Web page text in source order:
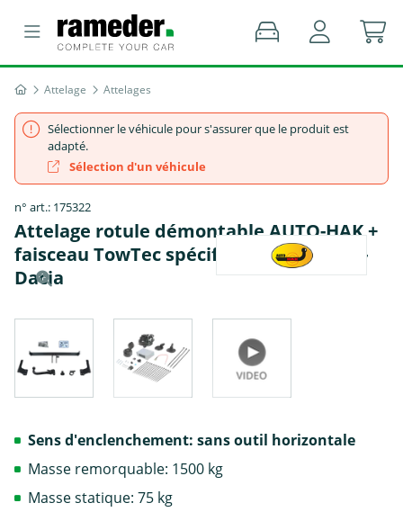
Attelage Attelages
Sélectionner le véhicule pour s'assurer que le produit est
adapté.
Sélection d'un véhicule
n° art.: 175322
Attelage rotule démontable AUTO-HAK +
faisceau TowTec spécifique 13 broches -
Dacia
Sens d'enclenchement: sans outil horizontale
Masse remorquable: 1500 kg
Masse statique: 75 kg